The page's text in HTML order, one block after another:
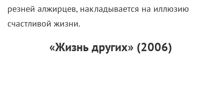
резней алжирцев, накладывается на иллюзию
счастливой жизни.
«Жизнь других» (2006)